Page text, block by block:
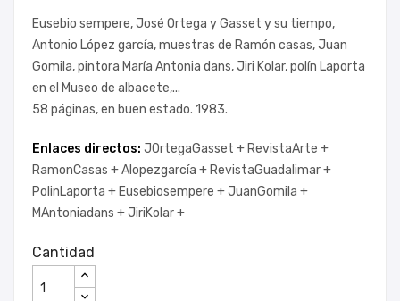
Eusebio sempere, José Ortega y Gasset y su tiempo,
Antonio López garcía, muestras de Ramón casas, Juan
Gomila, pintora María Antonia dans, Jiri Kolar, polín Laporta
en el Museo de albacete,...
58 páginas, en buen estado. 1983.
Enlaces directos: JOrtegaGasset + RevistaArte +
RamonCasas +Alopezgarcía + RevistaGuadalimar +
PolinLaporta + Eusebiosempere +JuanGomila +
MAntoniadans +JiriKolar +
Cantidad